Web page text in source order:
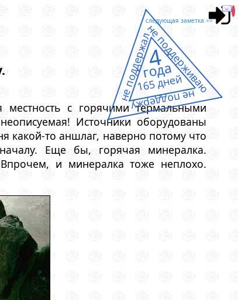
следующая заметка >>
местность с горячими термальными
Источники оборудованы
какой-то аншлаг, наверно потому что
Еще бы, горячая минералка.
и минералка тоже неплохо.
не поддержалне поддерживаю
не поддержу
4
года
165 дней